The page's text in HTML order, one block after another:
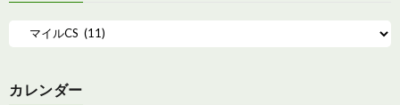
カレンダー